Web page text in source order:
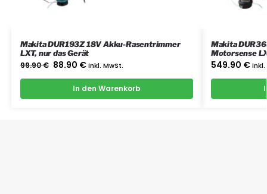
Makita DUR193Z 18V Akku-Rasentrimmer
LXT, nur das Gerät
99.90€ 88.90 € inkl. MwSt.
In den Warenkorb
Makita
Motorsense
Doppel-
549.90 € inkl.